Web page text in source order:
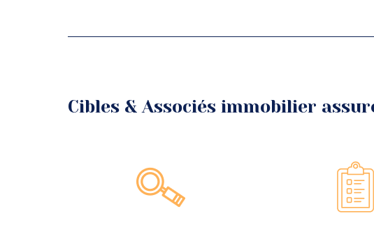
Cibles & Associés immobilier